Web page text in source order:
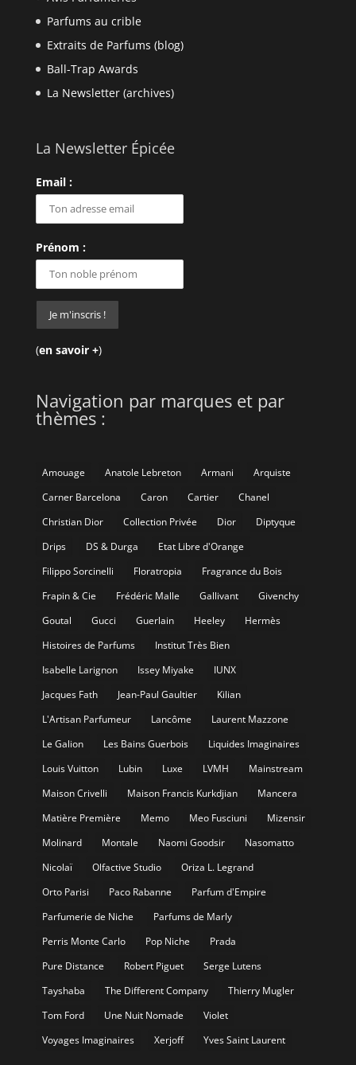
Parfums au crible
Extraits de Parfums (blog)
Ball-Trap Awards
La Newsletter (archives)
La Newsletter Épicée
Email :
Prénom :
(en savoir +)
Navigation par marques et par
thèmes :
Amouage Anatole Lebreton Armani
Arquiste
Carner Barcelona
Caron Cartier
Chanel
Christian Dior
Collection Privée Dior
Diptyque
Drips
DS & Durga
Etat Libre d'Orange
Filippo Sorcinelli
Floratropia
Fragrance du Bois
Frapin & Cie
Frédéric Malle Gallivant
Givenchy
Goutal
Gucci Guerlain Heeley
Hermès
Histoires de Parfums
Institut Très Bien
Isabelle Larignon
Issey Miyake
IUNX
Jacques Fath
Jean-Paul Gaultier
Kilian
L'Artisan Parfumeur
Lancôme
Laurent Mazzone
Le Galion
Les Bains Guerbois
Liquides Imaginaires
Louis Vuitton
Lubin Luxe LVMH
Mainstream
Maison Crivelli
Maison Francis Kurkdjian
Mancera
Matière Première
Memo Meo Fusciuni
Mizensir
Molinard
Montale Naomi Goodsir
Nasomatto
Nicolaï
Olfactive Studio
Oriza L. Legrand
Orto Parisi
Paco Rabanne
Parfum d'Empire
Parfumerie de Niche
Parfums de Marly
Perris Monte Carlo
Pop Niche
Prada
Pure Distance
Robert Piguet
Serge Lutens
Tayshaba
The Different Company
Thierry Mugler
Tom Ford
Une Nuit Nomade
Violet
Voyages Imaginaires
Xerjoff Yves Saint Laurent